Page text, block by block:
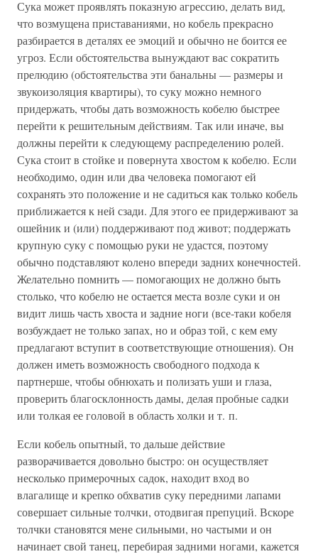
Сука может проявлять показную агрессию, делать вид,
что возмущена приставаниями, но кобель прекрасно
разбирается в деталях ее эмоций и обычно не боится ее
угроз. Если обстоятельства вынуждают вас сократить
прелюдию (обстоятельства эти банальны — размеры и
звукоизоляция квартиры), то суку можно немного
придержать, чтобы дать возможность кобелю быстрее
перейти к решительным действиям. Так или иначе, вы
должны перейти к следующему распределению ролей.
Сука стоит в стойке и повернута хвостом к кобелю. Если
необходимо, один или два человека помогают ей
сохранять это положение и не садиться как только кобель
приближается к ней сзади. Для этого ее придерживают за
ошейник и (или) поддерживают под живот; поддержать
крупную суку с помощью руки не удастся, поэтому
обычно подставляют колено впереди задних конечностей.
Желательно помнить — помогающих не должно быть
столько, что кобелю не остается места возле суки и он
видит лишь часть хвоста и задние ноги (все-таки кобеля
возбуждает не только запах, но и образ той, с кем ему
предлагают вступит в соответствующие отношения). Он
должен иметь возможность свободного подхода к
партнерше, чтобы обнюхать и полизать уши и глаза,
проверить благосклонность дамы, делая пробные садки
или толкая ее головой в область холки и т. п.
Если кобель опытный, то дальше действие
разворачивается довольно быстро: он осуществляет
несколько примерочных садок, находит вход во
влагалище и крепко обхватив суку передними лапами
совершает сильные толчки, отодвигая препуций. Вскоре
толчки становятся мене сильными, но частыми и он
начинает свой танец, перебирая задними ногами, кажется